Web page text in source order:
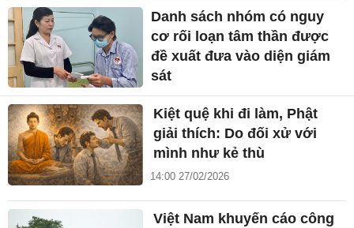
Danh sách nhóm có nguy
cơ rối loạn tâm thần được
đề xuất đưa vào diện giám
sát
Kiệt quệ khi đi làm, Phật
giải thích: Do đối xử với
mình như kẻ thù
14:00 27/02/2026
Việt Nam khuyến cáo công